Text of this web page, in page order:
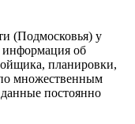
(Подмосковья) у
информация об
планировки,
множественным
постоянно